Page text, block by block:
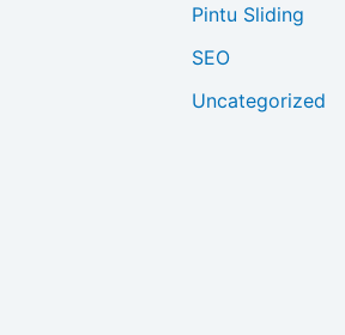
Pintu Sliding
SEO
Uncategorized